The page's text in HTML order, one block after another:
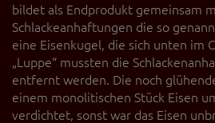
bildet als Endprodukt gemeinsam
Schlackeanhaftungen die so
eine Eisenkugel, die sich unten im
„Luppe“ mussten die
entfernt werden. Die noch
einem monolitischen Stück Eisen
verdichtet, sonst war das Eisen